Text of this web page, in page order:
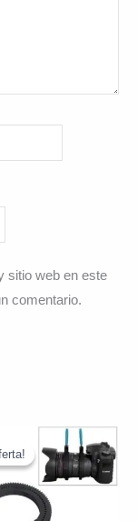
sitio web en este
comentario.
precio
original
era:
$9.990.
precio
actual
es: